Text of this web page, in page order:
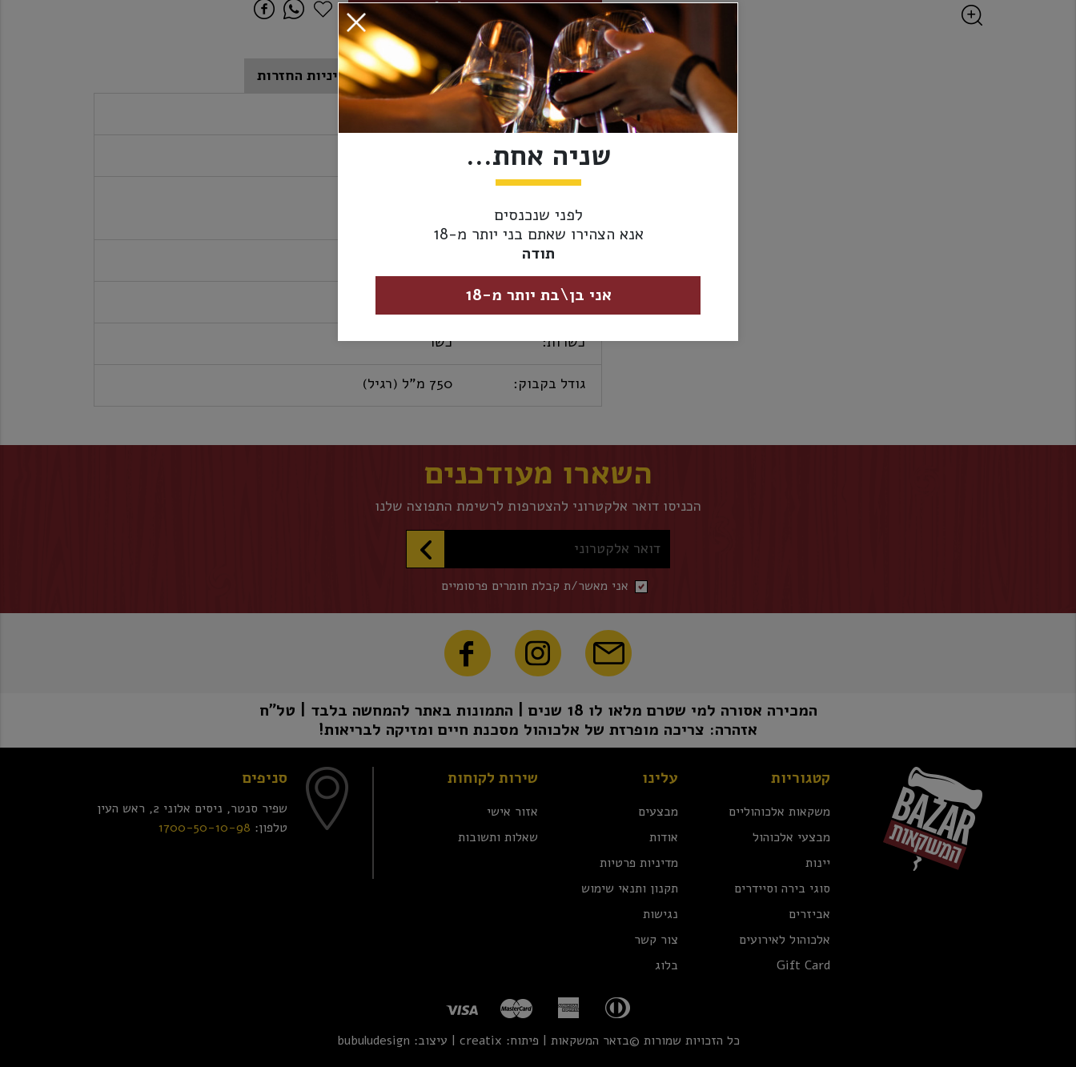
הוסף לסל
מידע נוסף אספקה ומשלוחים
מדיניות החזרות
ארץ יצור:
ישראל
יקב:
צבע:
מידת יובש:
זני ענבים:
כשרות: כשר
גודל בקבוק: 750 מ"ל (רגיל)
השארו מעודכנים
הכניסו דואר אלקטרוני להצטרפות לרשימת התפוצה שלנו
דואר אלקטרוני
אני מאשר/ת קבלת חומרים פרסומיים
המכירה אסורה למי שטרם מלאו לו 18 שנים | התמונות באתר להמחשה בלבד | טל"ח
אזהרה: צריכה מופרזת של אלכוהול מסכנת חיים ומזיקה לבריאות!
קטגוריות
משקאות אלכוהוליים
מבצעי אלכוהול
יינות
סוגי בירה וסיידרים
אביזרים
אלכוהול לאירועים
Gift Card
עלינו
מבצעים
אודות
מדיניות פרטיות
תקנון ותנאי שימוש
נגישות
צור קשר
בלוג
שירות לקוחות
אזור אישי
שאלות ותשובות
סניפים
שפיר סנטר, ניסים אלוני 2, ראש העין
טלפון: 1700-50-10-98
כל הזכויות שמורות ©בזאר המשקאות | פיתוח: creatix | עיצוב: bubuludesign
שניה אחת...
לפני שנכנסים
אנא הצהירו שאתם בני יותר מ-18
תודה
אני בן\בת יותר מ-18